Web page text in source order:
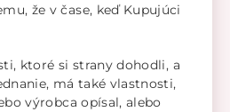
že v čase, keď Kupujúci
ktoré si strany dohodli, a
má také vlastnosti,
výrobca opísal, alebo